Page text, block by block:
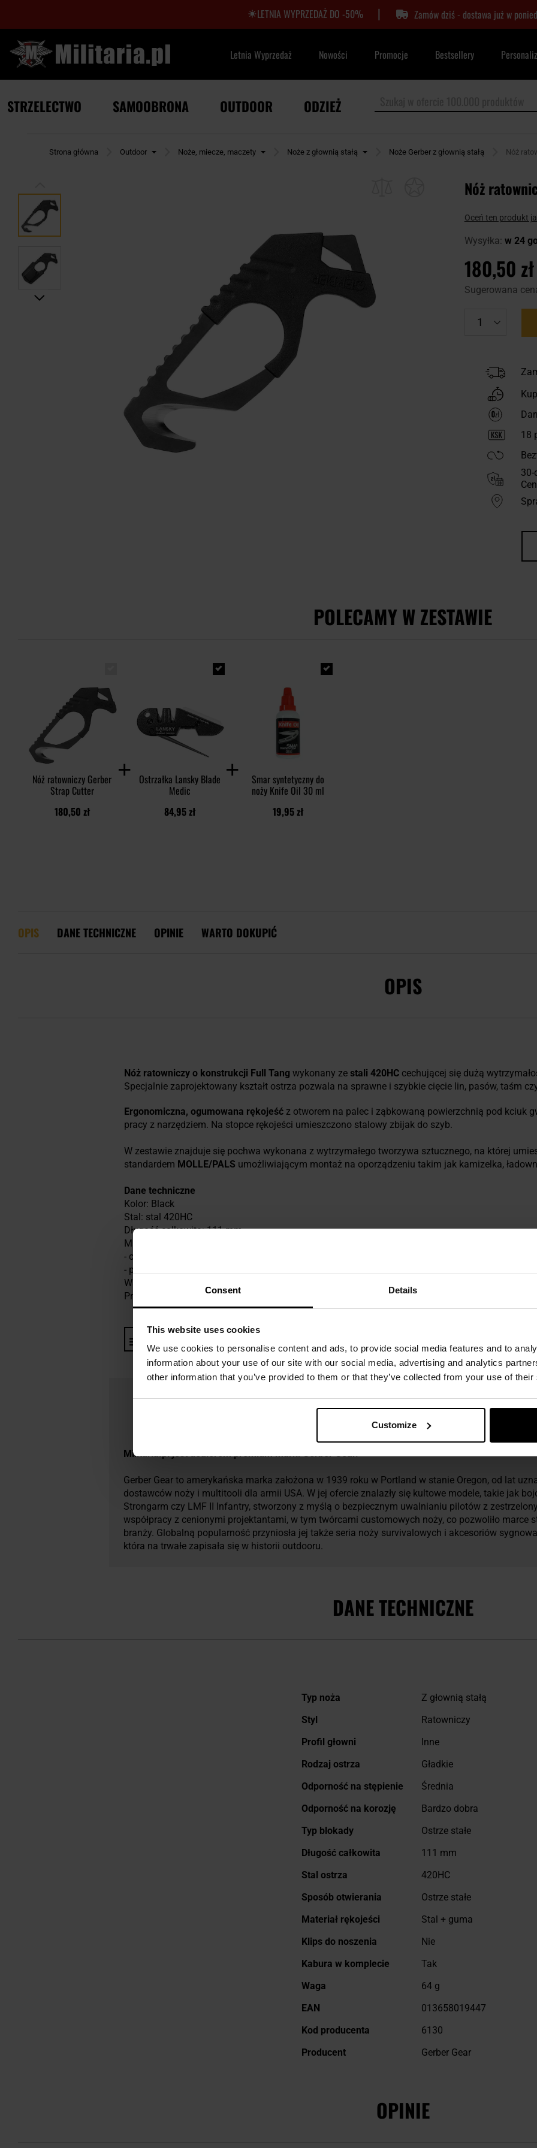
Consent Details
This website uses cookies
We use cookies to personalise content and ads, to provide social media features and to
information about your use of our site with our social media, advertising and analytics
other information that you’ve provided to them or that they’ve collected from your use of
Customize
LETNIA WYPRZEDAŻ DO -50% | Zamów dziś - dostawa już w
Letnia Wyprzedaż Nowości Promocje Bestsellery
STRZELECTWO SAMOOBRONA OUTDOOR ODZIEŻ
Strona główna Outdoor Noże, miecze, maczety Noże z głownią stałą Noże Gerber z głownią stałą Nóż
Nóż
Oceń ten produkt
Wysyłka: w 24
180,50 zł
Sugerowana
18
30-
POLECAMY W ZESTAWIE
Nóż ratowniczy Gerber
Strap Cutter
180,50 zł
Ostrzałka Lansky Blade
Medic
84,95 zł
Smar syntetyczny do
noży Knife Oil 30 ml
19,95 zł
OPIS DANE TECHNICZNE OPINIE WARTO DOKUPIĆ
OPIS
Nóż ratowniczy o konstrukcji Full Tang wykonany ze stali 420HC cechującej się dużą
Specjalnie zaprojektowany kształt ostrza pozwala na sprawne i szybkie cięcie lin, pasów, taśm
Ergonomiczna, ogumowana rękojeść z otworem na palec i ząbkowaną powierzchnią pod kciuk
pracy z narzędziem. Na stopce rękojeści umieszczono stalowy zbijak do szyb.
W zestawie znajduje się pochwa wykonana z wytrzymałego tworzywa sztucznego, na której
standardem MOLLE/PALS umożliwiającym montaż na oporządzeniu takim jak kamizelka,
Dane techniczne
Kolor: Black
Stal: stal 420HC
Długość całkowita: 111 mm
Materiał:
- chwyt: guma,
- pochwa: tworzywo sztuczne.
Waga: 64 g
Producent:
Gerber, USA
Militaria.pl jest dealerem premium marki Gerber Gear.
Gerber Gear to amerykańska marka założona w 1939 roku w Portland w stanie Oregon, od lat
dostawców noży i multitooli dla armii USA. W jej ofercie znalazły się kultowe modele, takie jak
Strongarm czy LMF II Infantry, stworzony z myślą o bezpiecznym uwalnianiu pilotów z
współpracy z cenionymi projektantami, w tym twórcami customowych noży, co pozwoliło marce
branży. Globalną popularność przyniosła jej także seria noży survivalowych i akcesoriów
która na trwałe zapisała się w historii outdooru.
DANE TECHNICZNE
Więcej
Typ noża
Z głownią stałą
Styl
Ratowniczy
Profil głowni
Inne
Rodzaj ostrza
Gładkie
Odporność na stępienie
Średnia
Odporność na korozję
Bardzo dobra
Typ blokady
Ostrze stałe
Długość całkowita
111 mm
Stal ostrza
420HC
Sposób otwierania
Ostrze stałe
Materiał rękojeści
Stal + guma
Klips do noszenia
Nie
Kabura w komplecie
Tak
Waga
64 g
EAN
013658019447
Kod producenta
6130
Producent
Gerber Gear
OPINIE